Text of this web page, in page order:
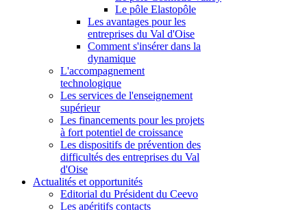
Le pôle Elastopôle
Les avantages pour les
entreprises du Val d'Oise
Comment s'insérer dans la
dynamique
L'accompagnement
technologique
Les services de l'enseignement
supérieur
Les financements pour les projets
à fort potentiel de croissance
Les dispositifs de prévention des
difficultés des entreprises du Val
d'Oise
Actualités et opportunités
Editorial du Président du Ceevo
Les apéritifs contacts